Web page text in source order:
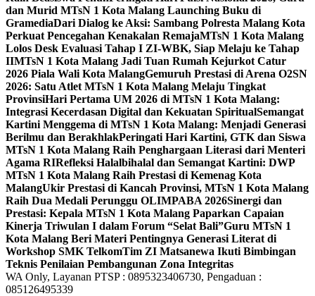
dan Murid MTsN 1 Kota Malang Launching Buku di
GramediaDari Dialog ke Aksi: Sambang Polresta Malang Kota
Perkuat Pencegahan Kenakalan RemajaMTsN 1 Kota Malang
Lolos Desk Evaluasi Tahap I ZI-WBK, Siap Melaju ke Tahap
IIMTsN 1 Kota Malang Jadi Tuan Rumah Kejurkot Catur
2026 Piala Wali Kota MalangGemuruh Prestasi di Arena O2SN
2026: Satu Atlet MTsN 1 Kota Malang Melaju Tingkat
ProvinsiHari Pertama UM 2026 di MTsN 1 Kota Malang:
Integrasi Kecerdasan Digital dan Kekuatan SpiritualSemangat
Kartini Menggema di MTsN 1 Kota Malang: Menjadi Generasi
Berilmu dan BerakhlakPeringati Hari Kartini, GTK dan Siswa
MTsN 1 Kota Malang Raih Penghargaan Literasi dari Menteri
Agama RIRefleksi Halalbihalal dan Semangat Kartini: DWP
MTsN 1 Kota Malang Raih Prestasi di Kemenag Kota
MalangUkir Prestasi di Kancah Provinsi, MTsN 1 Kota Malang
Raih Dua Medali Perunggu OLIMPABA 2026Sinergi dan
Prestasi: Kepala MTsN 1 Kota Malang Paparkan Capaian
Kinerja Triwulan I dalam Forum “Selat Bali”Guru MTsN 1
Kota Malang Beri Materi Pentingnya Generasi Literat di
Workshop SMK TelkomTim ZI Matsanewa Ikuti Bimbingan
Teknis Penilaian Pembangunan Zona Integritas
WA Only, Layanan PTSP : 0895323406730, Pengaduan :
085126495339